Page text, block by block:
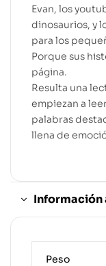
Evan, los
dinosaurios, y
para los
Porque sus
página.
Resulta una
empiezan a
palabras
llena de
Información
Peso